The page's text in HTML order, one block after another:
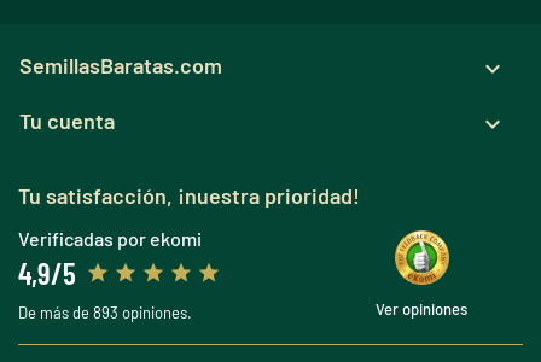
SemillasBaratas.com 
Tu cuenta 
Tu satisfacción, ¡nuestra prioridad!
Verificadas por ekomi
4,9/5
De más de 893 opiniones. Ver opiniones